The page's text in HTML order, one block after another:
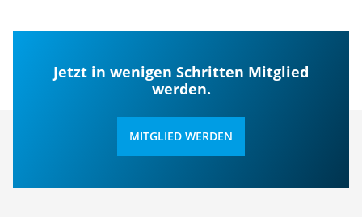
Jetzt in wenigen Schritten Mitglied
werden.
MITGLIED WERDEN